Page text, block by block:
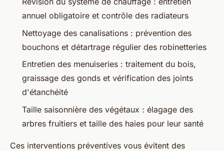
annuel obligatoire et contrôle des radiateurs
Nettoyage des canalisations : prévention des
bouchons et détartrage régulier des robinetteries
Entretien des menuiseries : traitement du bois,
graissage des gonds et vérification des joints
d'étanchéité
Taille saisonnière des végétaux : élagage des
arbres fruitiers et taille des haies pour leur santé
Ces interventions préventives vous évitent des